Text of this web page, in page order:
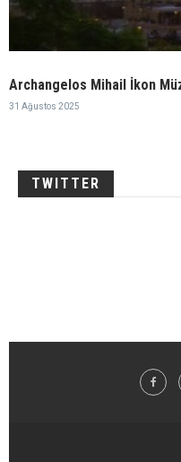
Archangelos Mihail İkon
31 Ağustos 2025
TWITTER